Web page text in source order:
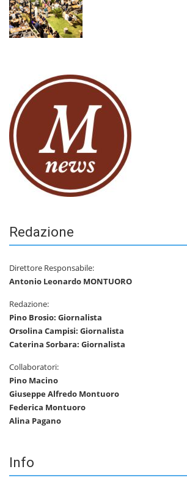
Redazione
Direttore Responsabile:
Antonio Leonardo MONTUORO
Redazione:
Pino Brosio: Giornalista
Orsolina Campisi: Giornalista
Caterina Sorbara: Giornalista
Collaboratori:
Pino Macino
Giuseppe Alfredo Montuoro
Federica Montuoro
Alina Pagano
Info